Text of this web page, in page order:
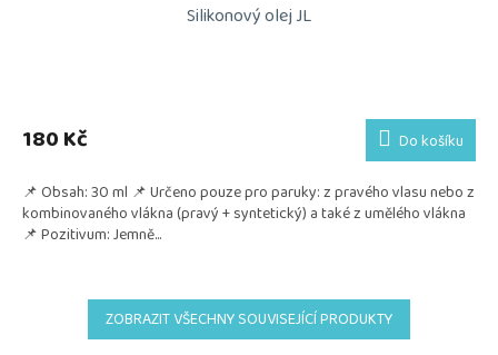
Silikonový olej JL
180 Kč Do košíku
📌 Obsah: 30 ml 📌 Určeno pouze pro paruky: z pravého vlasu nebo z
kombinovaného vlákna (pravý + syntetický) a také z umělého vlákna
📌 Pozitivum: Jemně...
ZOBRAZIT VŠECHNY SOUVISEJÍCÍ PRODUKTY